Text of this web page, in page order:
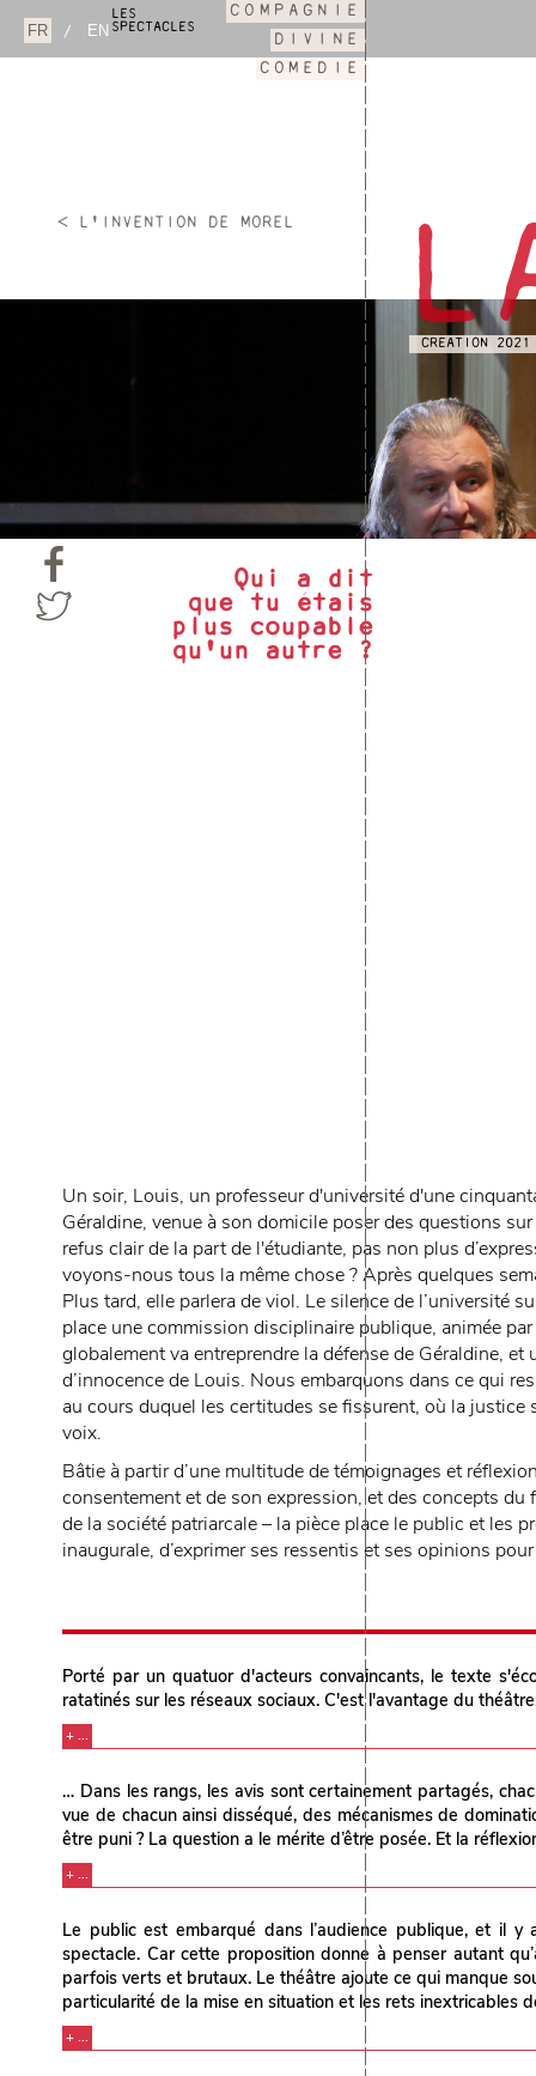
/
LES
SPECTACLES
COMPAGNIE
DIVINE
COMEDIE
< L'INVENTION DE MOREL
CREATION 2021
Qui a dit
que tu étais
plus coupable
qu'un autre ?
Un soir, Louis, un professeur d'université d'une
Géraldine, venue à son domicile poser des questions
refus clair de la part de l'étudiante, pas non plus
voyons-nous tous la même chose ? Après quelques
Plus tard, elle parlera de viol. Le silence de l’université
place une commission disciplinaire publique, animée
globalement va entreprendre la défense de Géraldine,
d’innocence de Louis. Nous embarquons dans ce qui
au cours duquel les certitudes se fissurent, où la justice
voix.
Bâtie à partir d’une multitude de témoignages et
consentement et de son expression, et des concepts
de la société patriarcale – la pièce place le public et les
inaugurale, d’exprimer ses ressentis et ses opinions
Porté par un quatuor d'acteurs convaincants, le texte
ratatinés sur les réseaux sociaux. C'est l'avantage du
+ ...
… Dans les rangs, les avis sont certainement partagés,
vue de chacun ainsi disséqué, des mécanismes de
être puni ? La question a le mérite d’être posée. Et la
+ ...
Le public est embarqué dans l’audience publique, et il
spectacle. Car cette proposition donne à penser autant
parfois verts et brutaux. Le théâtre ajoute ce qui manque
particularité de la mise en situation et les rets inextricables
+ ...